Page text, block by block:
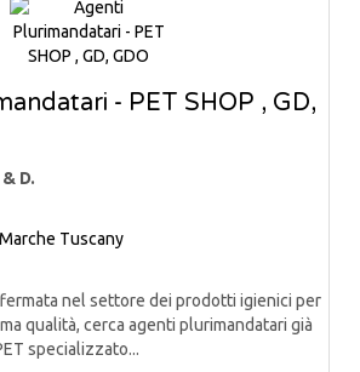
- PET SHOP , GD,
& D.
Marche Tuscany
nel settore dei prodotti igienici per
qualità, cerca agenti plurimandatari già
specializzato...